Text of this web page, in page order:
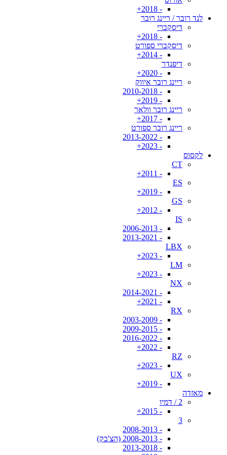
- 2018+
לנד רובר / ריינג רובר
דיסקברי
- 2018+
דיסקברי ספורט
- 2014+
דיפנדר
- 2020+
ריינג רובר איווק
- 2010-2018
- 2019+
ריינג רובר וולאר
- 2017+
ריינג רובר ספורט
- 2013-2022
- 2023+
לקסוס
CT
- 2011+
ES
- 2019+
GS
- 2012+
IS
- 2006-2013
- 2013-2021
LBX
- 2023+
LM
- 2023+
NX
- 2014-2021
- 2021+
RX
- 2003-2009
- 2009-2015
- 2016-2022
- 2022+
RZ
- 2023+
UX
- 2019+
מאזדה
2 / דמיו
- 2015+
3
- 2008-2013
- 2008-2013 (הצ'בק)
- 2013-2018